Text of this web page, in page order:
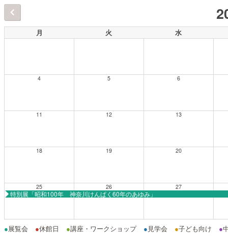
月 火 水
4 5 6
11 12 13
18 19 20
25
特別展「昭和100年 神奈川けんぱく60年のあゆみ」
26 27
●展覧会 ●休館日 ●講座・ワークショップ ● 見学会 ●子ども向け ●